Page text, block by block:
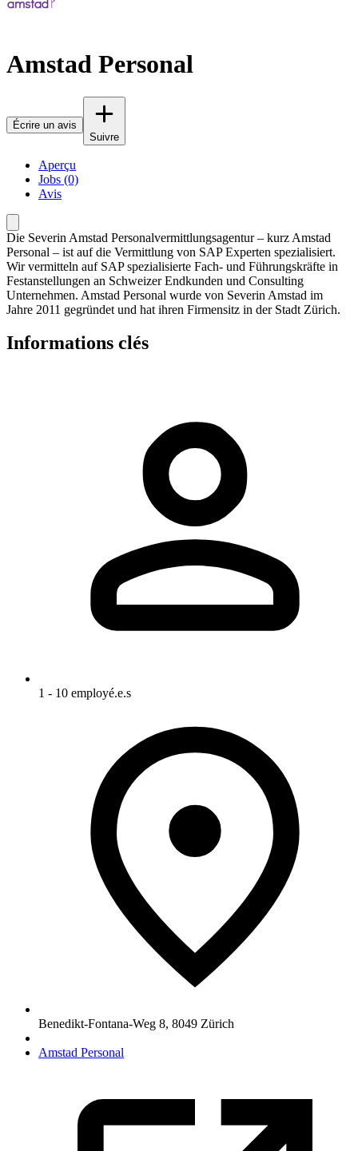
Amstad Personal
Écrire un avis
Suivre
Aperçu
Jobs (0)
Avis
Die Severin Amstad Personalvermittlungsagentur – kurz Amstad
Personal – ist auf die Vermittlung von SAP Experten spezialisiert.
Wir vermitteln auf SAP spezialisierte Fach- und Führungskräfte in
Festanstellungen an Schweizer Endkunden und Consulting
Unternehmen. Amstad Personal wurde von Severin Amstad im
Jahre 2011 gegründet und hat ihren Firmensitz in der Stadt Zürich.
Informations clés
1 - 10 employé.e.s
Benedikt-Fontana-Weg 8, 8049 Zürich
Amstad Personal